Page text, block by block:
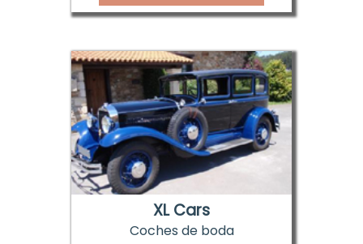
XL Cars
Coches de boda